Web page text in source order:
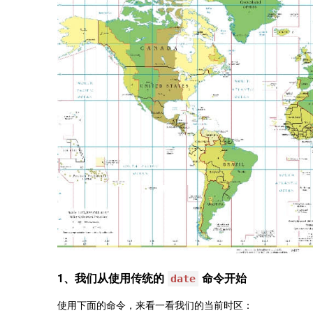
1、我们从使用传统的 date 命令开始
使用下面的命令，来看一看我们的当前时区：